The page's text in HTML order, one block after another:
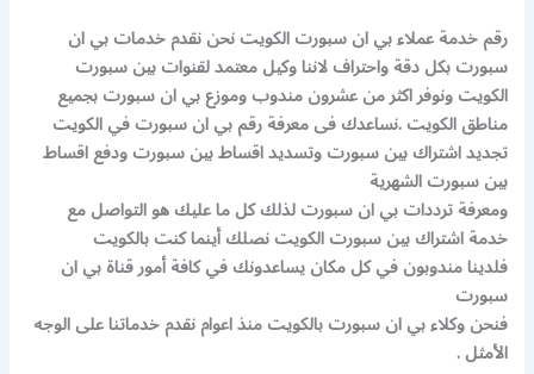
رقم خدمة عملاء بي ان سبورت الكويت نحن نقدم خدمات بي ان
سبورت بكل دقة واحتراف لاننا وكيل معتمد لقنوات بين سبورت
الكويت ونوفر اكثر من عشرون مندوب وموزع بي ان سبورت بجميع
مناطق الكويت .نساعدك فى معرفة رقم بي ان سبورت في الكويت
تجديد اشتراك بين سبورت وتسديد اقساط بين سبورت ودفع اقساط
بين سبورت الشهرية
ومعرفة ترددات بي ان سبورت لذلك كل ما عليك هو التواصل مع
خدمة اشتراك بين سبورت الكويت نصلك أينما كنت بالكويت
فلدينا مندوبون في كل مكان يساعدونك في كافة أمور قناة بي ان
سبورت
فنحن وكلاء بي ان سبورت بالكويت منذ اعوام نقدم خدماتنا على الوجه
الأمثل .